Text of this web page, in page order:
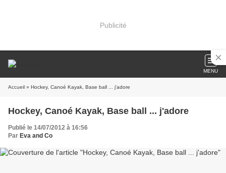
Publicité
MENU
Accueil » Hockey, Canoé Kayak, Base ball ... j'adore
Hockey, Canoé Kayak, Base ball ... j'adore
Publié le 14/07/2012 à 16:56
Par Eva and Co